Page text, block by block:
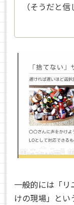
（そうだと
一般的には「リ
けの現場」とい